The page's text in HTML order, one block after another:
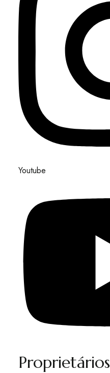
Youtube
Proprietários